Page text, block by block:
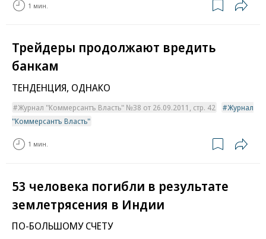
1 мин.
Трейдеры продолжают вредить
банкам
ТЕНДЕНЦИЯ, ОДНАКО
Журнал "Коммерсантъ Власть" №38 от 26.09.2011, стр. 42
Журнал
"Коммерсантъ Власть"
1 мин.
53 человека погибли в результате
землетрясения в Индии
ПО-БОЛЬШОМУ СЧЕТУ